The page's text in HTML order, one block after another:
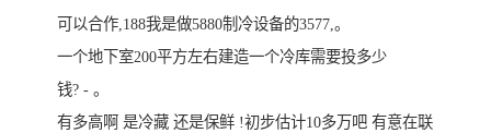
可以合作,188我是做5880制冷设备的3577,。
一个地下室200平方左右建造一个冷库需要投多少
钱? - 。
有多高啊 是冷藏 还是保鲜 !初步估计10多万吧 有意在联